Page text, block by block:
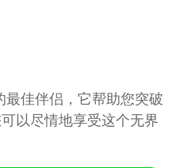
佳伴侣，它帮助您突破
以尽情地享受这个无界